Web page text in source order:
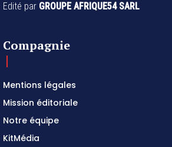
Edité par GROUPE AFRIQUE54 SARL
Compagnie
Mentions légales
Mission éditoriale
Notre équipe
KitMédia